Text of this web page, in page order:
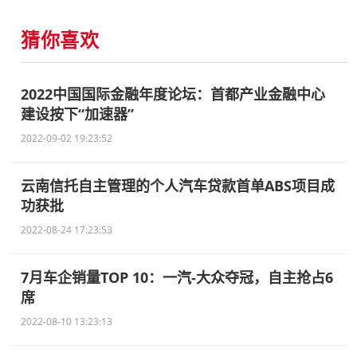
猜你喜欢
2022中国国际金融年度论坛：首都产业金融中心
建设按下“加速器”
2022-09-02 19:23:52
云南信托自主管理的个人汽车贷款首单ABS项目成
功获批
2022-08-24 17:23:53
7月车企销量TOP 10：一汽-大众夺冠，自主抢占6
席
2022-08-10 13:23:13